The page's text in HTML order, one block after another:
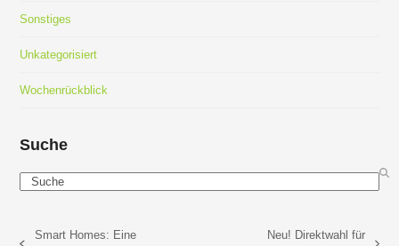
Sonstiges
Unkategorisiert
Wochenrückblick
Suche
Search
Smart Homes: Eine
Neu! Direktwahl für